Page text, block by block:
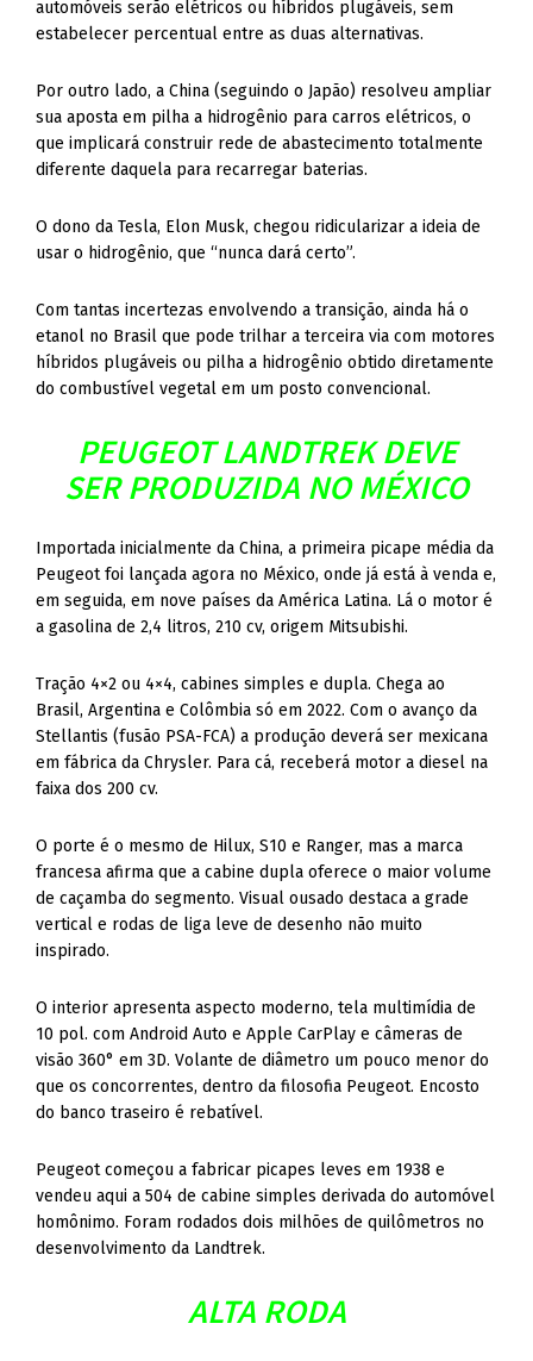
automóveis serão elétricos ou híbridos plugáveis, sem
estabelecer percentual entre as duas alternativas.
Por outro lado, a China (seguindo o Japão) resolveu ampliar
sua aposta em pilha a hidrogênio para carros elétricos, o
que implicará construir rede de abastecimento totalmente
diferente daquela para recarregar baterias.
O dono da Tesla, Elon Musk, chegou ridicularizar a ideia de
usar o hidrogênio, que “nunca dará certo”.
Com tantas incertezas envolvendo a transição, ainda há o
etanol no Brasil que pode trilhar a terceira via com motores
híbridos plugáveis ou pilha a hidrogênio obtido diretamente
do combustível vegetal em um posto convencional.
PEUGEOT LANDTREK DEVE
SER PRODUZIDA NO MÉXICO
Importada inicialmente da China, a primeira picape média da
Peugeot foi lançada agora no México, onde já está à venda e,
em seguida, em nove países da América Latina. Lá o motor é
a gasolina de 2,4 litros, 210 cv, origem Mitsubishi.
Tração 4×2 ou 4×4, cabines simples e dupla. Chega ao
Brasil, Argentina e Colômbia só em 2022. Com o avanço da
Stellantis (fusão PSA-FCA) a produção deverá ser mexicana
em fábrica da Chrysler. Para cá, receberá motor a diesel na
faixa dos 200 cv.
O porte é o mesmo de Hilux, S10 e Ranger, mas a marca
francesa afirma que a cabine dupla oferece o maior volume
de caçamba do segmento. Visual ousado destaca a grade
vertical e rodas de liga leve de desenho não muito
inspirado.
O interior apresenta aspecto moderno, tela multimídia de
10 pol. com Android Auto e Apple CarPlay e câmeras de
visão 360° em 3D. Volante de diâmetro um pouco menor do
que os concorrentes, dentro da filosofia Peugeot. Encosto
do banco traseiro é rebatível.
Peugeot começou a fabricar picapes leves em 1938 e
vendeu aqui a 504 de cabine simples derivada do automóvel
homônimo. Foram rodados dois milhões de quilômetros no
desenvolvimento da Landtrek.
ALTA RODA